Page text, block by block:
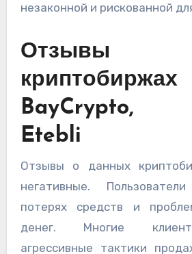
незаконной и рискованной
криптобиржах
BayCrypto,
Etebli
Отзывы о данных
негативные.
потерях средств и
денег. Многие
агрессивные тактики